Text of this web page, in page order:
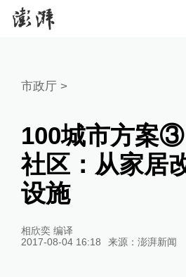
市政厅>
100城市方案
社区：从家居
设施
相欣奕 编译
2017-08-04 16:18
来源： 澎湃新闻